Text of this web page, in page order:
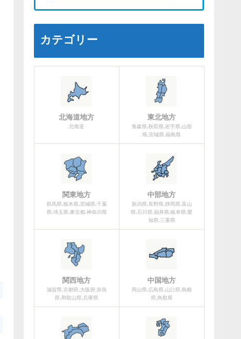
カテゴリー
北海道地方
北海道
東北地方
青森県,秋田県,岩手県,山形
県,宮城県,福島県
関東地方
群馬県,栃木県,茨城県,千葉
県,埼玉県,東京都,神奈川県
中部地方
新潟県,長野県,静岡県,富山
県,石川県,福井県,岐阜県,愛
知県,三重県
関西地方
滋賀県,京都府,大阪府,奈良
県,和歌山県,兵庫県
中国地方
岡山県,広島県,山口県,島根
県,鳥取県